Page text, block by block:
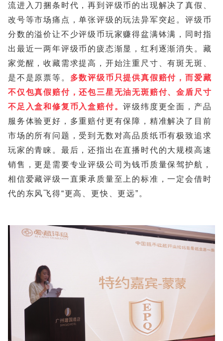
流进入刀捆条时代，再到评级币的出现解决了真假、
改号等市场痛点，单张评级的玩法异军突起。评级币
分数的溢价让不少评级币玩家赚得盆满钵满，同时指
出最近一两年评级币的疲态渐显，红利逐渐消失。藏
家觉醒，收藏需求提高，开始注重尺寸、有斑无斑、
是不是原票等。 多数评级币只提供真假赔付，而爱藏
不仅包真假赔付，还包三星无油无斑赔付、金盾尺寸
不足入盒和修复币入盒赔付。评级纬度更全面，产品
服务体验更好，多重赔付更有保障，精准解决了目前
市场的所有问题，受到无数对高品质纸币有极致追求
玩家的青睐。最后，还指出在直播时代的大规模高速
销售，更是需要专业评级公司为钱币质量保驾护航，
相信爱藏评级一直秉承质量至上的标准，一定会借时
代的东风飞得“更高、更快、更远”。